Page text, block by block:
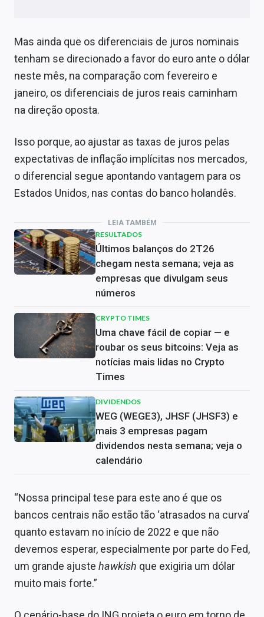
Mas ainda que os diferenciais de juros nominais
tenham se direcionado a favor do euro ante o dólar
neste mês, na comparação com fevereiro e
janeiro, os diferenciais de juros reais caminham
na direção oposta.
Isso porque, ao ajustar as taxas de juros pelas
expectativas de inflação implícitas nos mercados,
o diferencial segue apontando vantagem para os
Estados Unidos, nas contas do banco holandês.
LEIA TAMBÉM
RESULTADOS
Últimos balanços do 2T26
chegam nesta semana; veja as
empresas que divulgam seus
números
CRYPTO TIMES
Uma chave fácil de copiar — e
roubar os seus bitcoins: Veja as
notícias mais lidas no Crypto
Times
DIVIDENDOS
WEG (WEGE3), JHSF (JHSF3) e
mais 3 empresas pagam
dividendos nesta semana; veja o
calendário
“Nossa principal tese para este ano é que os
bancos centrais não estão tão ‘atrasados na curva’
quanto estavam no início de 2022 e que não
devemos esperar, especialmente por parte do Fed,
um grande ajuste hawkish que exigiria um dólar
muito mais forte.”